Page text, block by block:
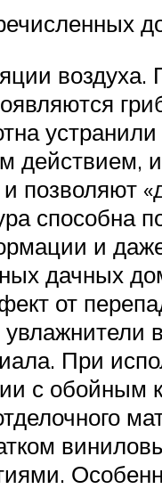
действием,
позволяют
способна
и
дачных
от
При
с